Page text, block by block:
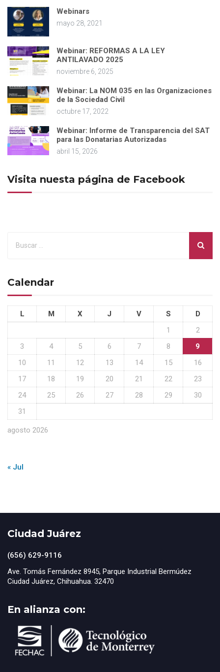
Webinars
mayo 28, 2021
Webinar: REFORMAS A LA LEY
ANTILAVADO 2025
noviembre 6, 2025
Webinar: La NOM 035 en las Organizaciones
de la Sociedad Civil
octubre 17, 2022
Webinar: Informe de Transparencia del SAT
para las Donatarias Autorizadas
abril 15, 2026
Visita nuesta página de Facebook
Calendar
agosto 2026
L M X J V S
D
1
2
3
4 5 6 7 8
9
10
11 12 13 14 15
16
17
18 19 20 21 22
23
24
25 26 27 28 29
30
31
« Jul
Ciudad Juárez
(656) 629-9116
Ave. Tomás Fernández 8945, Parque Industrial Bermúdez
Ciudad Juárez, Chihuahua. 32470
En alianza con: